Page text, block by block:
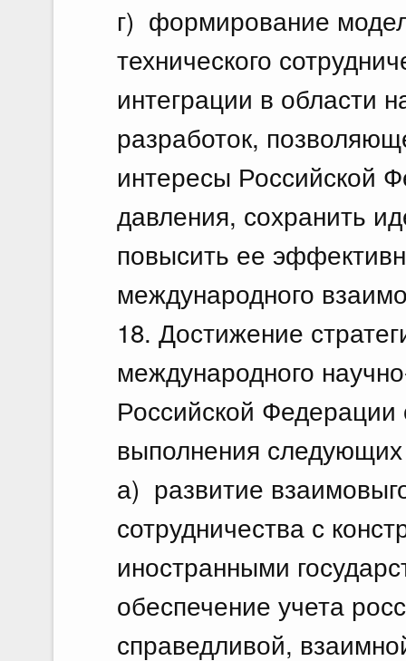
г) формирование
технического
интеграции в области
разработок,
интересы Российской
давления, сохранить
повысить ее
международного
18. Достижение
международного
Российской Федерации
выполнения
а) развитие
сотрудничества с
иностранными
обеспечение учета
справедливой,